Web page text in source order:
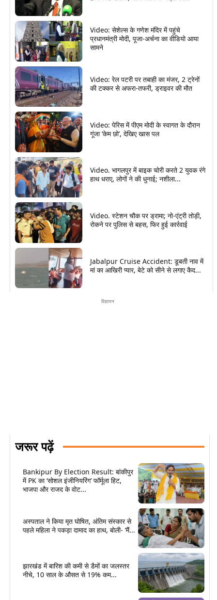
Video: सेशेल्स के गणेश मंदिर में पहुंचे
प्रधानमंत्री मोदी, पूजा-अर्चना का वीडियो आया
सामने
Video: रेल पटरी पर तबाही का मंजर, 2 ट्रेनों
की टक्कर से अफरा-तफरी, ड्राइवर की मौत
Video: पेरिस में पीएम मोदी के स्वागत के दौरान
गूंजा ‘केम छो’, देखिए खास पल
Video. भागलपुर में बाइक चोरी करते 2 युवक रंगे
हाथ धराए, लोगों ने की धुनाई; नशीला...
Video. स्टेशन चौक पर ड्रामा; नो-एंट्री तोड़ी,
रोकने पर पुलिस से बहस, फिर हुई कार्रवाई
Jabalpur Cruise Accident: डूबती नाव में
मां का आखिरी प्यार, बेटे को सीने से लगाए कैद...
विज्ञापन
जरूर पढ़ें
Bankipur By Election Result: बांकीपुर
में PK का ‘सोशल इंजीनियरिंग’ फॉर्मूला हिट,
भाजपा और राजद के वोट...
अस्पताल ने किया मृत घोषित, अंतिम संस्कार से
पहले महिला ने पकड़ा दामाद का हाथ, बोली- ‘मैं...
झारखंड में बारिश की कमी से डैमों का जलस्तर
नीचे, 10 साल के औसत से 19% कम...